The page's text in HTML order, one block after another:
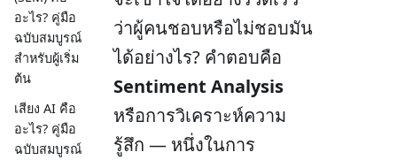
อะไร? คู่มือ
ฉบับสมบูรณ์
สำหรับผู้เริ่ม
ต้น
เสียง AI คือ
อะไร? คู่มือ
ฉบับสมบูรณ์
ว่าผู้คนชอบหรือไม่ชอบมัน
ได้อย่างไร? คำตอบคือ
Sentiment Analysis
หรือการวิเคราะห์ความ
รู้สึก — หนึ่งในการ